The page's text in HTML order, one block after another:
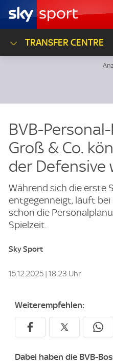
TRANSFER CENTRE
BVB-
Groß & Co.
der Defensive
Während sich die erste
entgegenneigt, läuft
schon die
Spielzeit.
Sky Sport
15.12.2025 | 18:23 Uhr
Weiterempfehlen:
Dabei haben die BVB-